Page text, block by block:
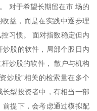
对于希望长期留在市 场的
益，而是在实践中逐步理
习惯。 面对指数稳定但内
股的软件，局部个股日内
炒股的软件， 散户与机构
炒股”相关的检索量在多个
型投资者中，有相当一部
提下，会考虑通过模拟配